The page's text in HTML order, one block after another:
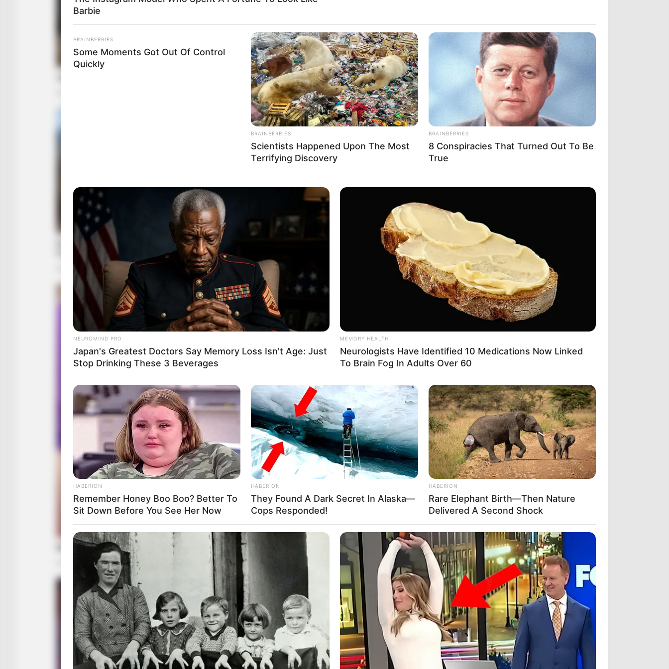
Barbie
BRAINBERRIES
Some Moments Got Out Of Control
Quickly
BRAINBERRIES
Scientists Happened Upon The Most
Terrifying Discovery
BRAINBERRIES
8 Conspiracies That Turned Out To Be
True
NEUROMIND PRO
Japan's Greatest Doctors Say Memory Loss Isn't Age: Just
Stop Drinking These 3 Beverages
MEMORY HEALTH
Neurologists Have Identified 10 Medications Now Linked
To Brain Fog In Adults Over 60
HABERION
Remember Honey Boo Boo? Better To
Sit Down Before You See Her Now
HABERION
They Found A Dark Secret In Alaska—
Cops Responded!
HABERION
Rare Elephant Birth—Then Nature
Delivered A Second Shock